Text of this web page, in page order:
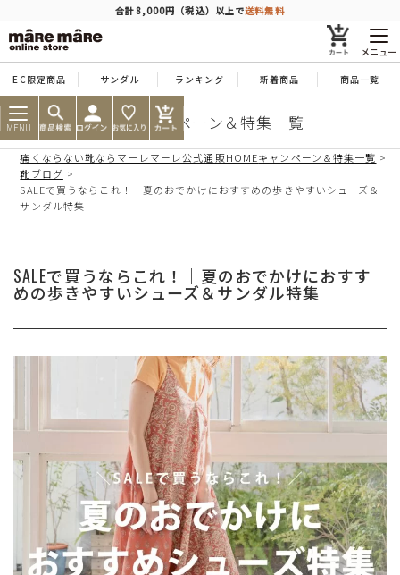
合計8,000円（税込）以上で送料無料
メニュー
EC限定商品 サンダル ランキング 新着商品 商品一覧
MENU 靴のキャンペーン＆特集一覧
痛くならない靴ならマーレマーレ公式通販HOMEキャンペーン＆特集一覧
靴ブログ
SALEで買うならこれ！｜夏のおでかけにおすすめの歩きやすいシューズ＆
サンダル特集
SALEで買うならこれ！｜夏のおでかけにおすす
めの歩きやすいシューズ＆サンダル特集
商品を探す
人気ワード #コンフォート #パンプス
タイプ
特徴
ブランド